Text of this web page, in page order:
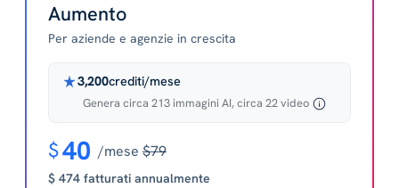
Aumento
Per aziende e agenzie in crescita
3,200crediti/mese
Genera circa 213 immagini AI, circa 22 video
$40 /mese $79
$ 474 fatturati annualmente